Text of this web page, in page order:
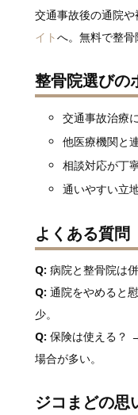
交通事故後の通院や
イトへ。無料で整骨
整骨院選びの
交通事故治療
他医療機関と
相談対応が丁
通いやすい立
よくある質問
Q: 病院と整骨院は
Q: 通院をやめると
少。
Q: 保険は使える？
場合が多い。
ジコまどの思